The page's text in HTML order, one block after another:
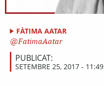
FÀTIMA AATAR
FatimaAatar
PUBLICAT:
SETEMBRE 25, 2017 - 11:49